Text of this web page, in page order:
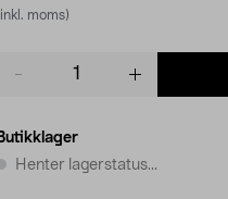
moms)
Henter lagerstatus...